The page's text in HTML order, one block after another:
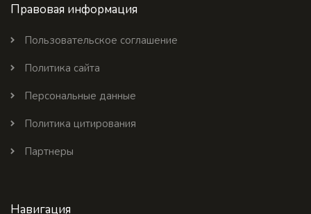
Правовая информация
Пользовательское соглашение
Политика сайта
Персональные данные
Политика цитирования
Партнеры
Навигация